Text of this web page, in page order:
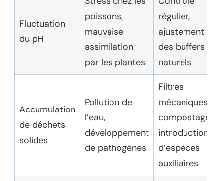
Fluctuation
du pH
poissons,
mauvaise
assimilation
par les plantes
régulier,
ajustement
des buffers
naturels
Accumulation
de déchets
solides
Pollution de
l’eau,
développement
de pathogènes
Filtres
mécaniques,
compostage,
introduction
d’espèces
auxiliaires